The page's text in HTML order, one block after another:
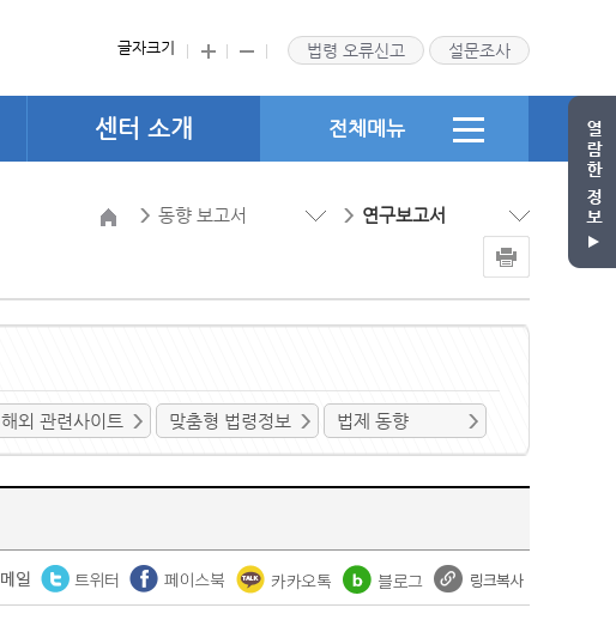
글자크기 법령 오류신고 설문조사
센터 소개 전체메뉴
동향 보고서 연구보고서
해외 관련사이트 맞춤형 법령정보 법제 동향